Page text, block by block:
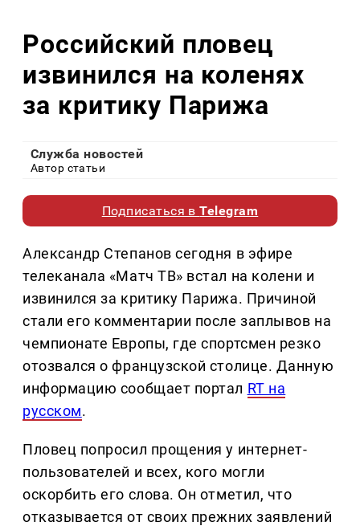
Российский пловец
извинился на коленях
за критику Парижа
Служба новостей
Автор статьи
Подписаться вTelegram
Александр Степанов сегодня в эфире
телеканала «Матч ТВ» встал на колени и
извинился за критику Парижа. Причиной
стали его комментарии после заплывов на
чемпионате Европы, где спортсмен резко
отозвался о французской столице. Данную
информацию сообщает портал RT на
русском.
Пловец попросил прощения у интернет-
пользователей и всех, кого могли
оскорбить его слова. Он отметил, что
отказывается от своих прежних заявлений